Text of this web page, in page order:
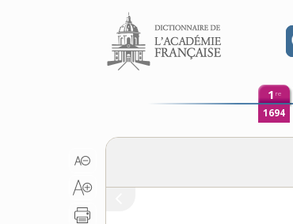
Aller au contenu
1 re
1694